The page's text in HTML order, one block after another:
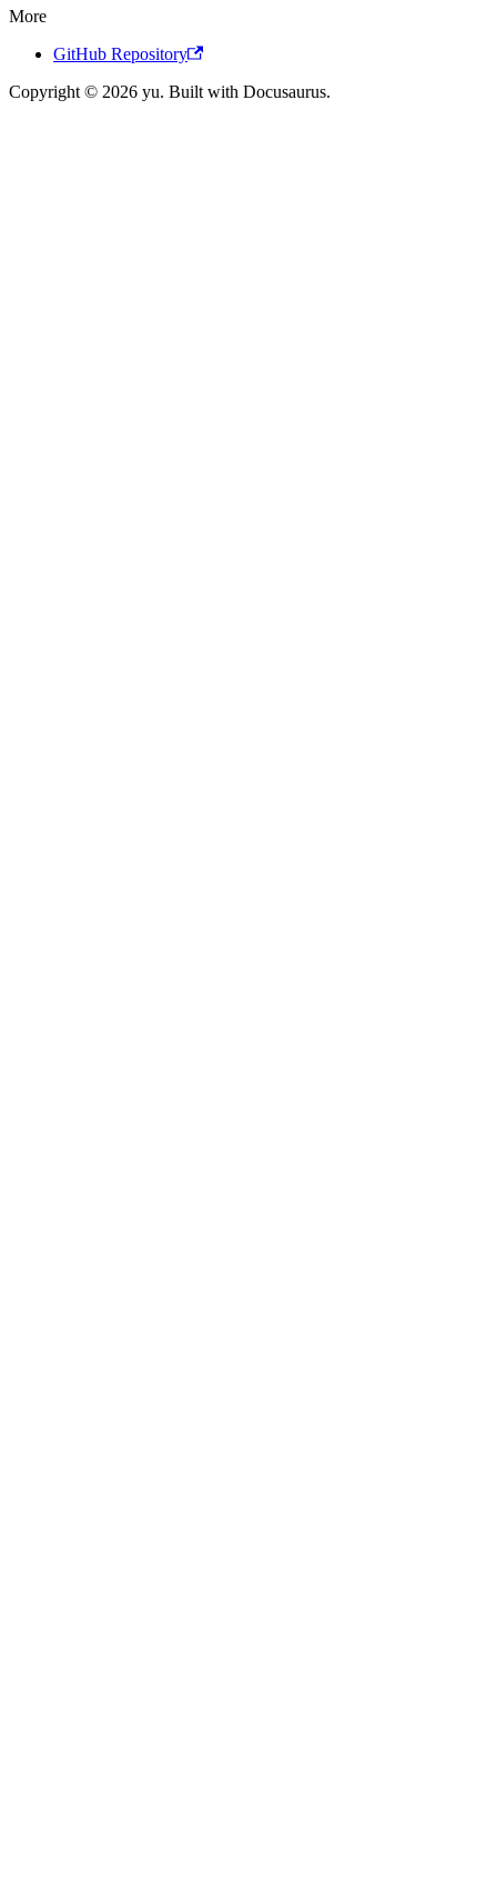
More
GitHub Repository
Copyright © 2026 yu. Built with Docusaurus.